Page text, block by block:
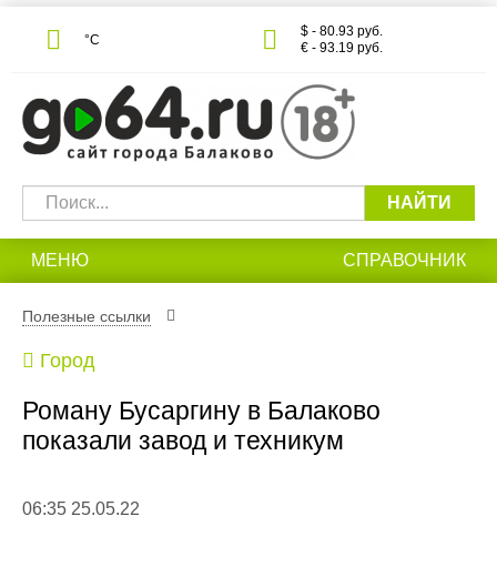
°С
$ - 80.93 руб.
€ - 93.19 руб.
НАЙТИ
МЕНЮ СПРАВОЧНИК
Полезные ссылки
Город
Роману Бусаргину в Балаково
показали завод и техникум
06:35 25.05.22